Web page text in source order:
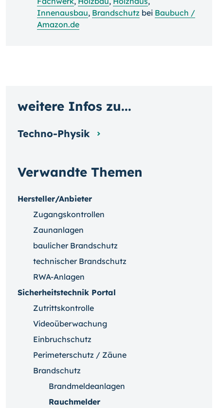
Innenausbau, Brandschutz bei Baubuch /
Amazon.de
Verwandte Themen
Hersteller/Anbieter
Zugangskontrollen
Zaunanlagen
baulicher Brandschutz
technischer Brandschutz
RWA-Anlagen
Sicherheitstechnik Portal
Zutrittskontrolle
Videoüberwachung
Einbruchschutz
Perimeterschutz / Zäune
Brandschutz
Brandmeldeanlagen
Rauchmelder
weitere Infos zu...
Techno-Physik